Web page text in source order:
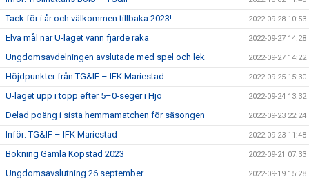
Tack för i år och välkommen tillbaka 2023! 2022-09-28 10:53
Elva mål när U-laget vann fjärde raka 2022-09-27 14:28
Ungdomsavdelningen avslutade med spel och lek 2022-09-27 14:22
Höjdpunkter från TG&IF – IFK Mariestad 2022-09-25 15:30
U-laget upp i topp efter 5–0-seger i Hjo 2022-09-24 13:32
Delad poäng i sista hemmamatchen för säsongen 2022-09-23 22:24
Inför: TG&IF – IFK Mariestad 2022-09-23 11:48
Bokning Gamla Köpstad 2023 2022-09-21 07:33
Ungdomsavslutning 26 september 2022-09-19 15:28